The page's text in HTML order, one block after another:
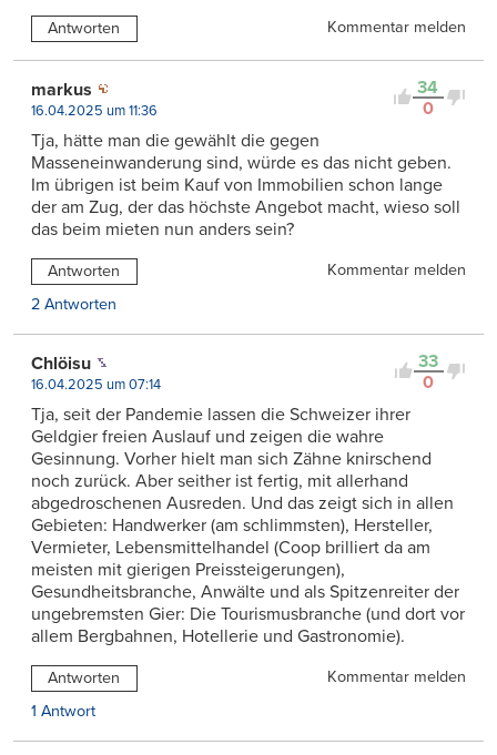
Antworten Kommentar melden
34
0
markus
16.04.2025 um 11:36
Tja, hätte man die gewählt die gegen
Masseneinwanderung sind, würde es das nicht geben.
Im übrigen ist beim Kauf von Immobilien schon lange
der am Zug, der das höchste Angebot macht, wieso soll
das beim mieten nun anders sein?
Antworten
Kommentar melden
2 Antworten
33
0
Chlöisu
16.04.2025 um 07:14
Tja, seit der Pandemie lassen die Schweizer ihrer
Geldgier freien Auslauf und zeigen die wahre
Gesinnung. Vorher hielt man sich Zähne knirschend
noch zurück. Aber seither ist fertig, mit allerhand
abgedroschenen Ausreden. Und das zeigt sich in allen
Gebieten: Handwerker (am schlimmsten), Hersteller,
Vermieter, Lebensmittelhandel (Coop brilliert da am
meisten mit gierigen Preissteigerungen),
Gesundheitsbranche, Anwälte und als Spitzenreiter der
ungebremsten Gier: Die Tourismusbranche (und dort vor
allem Bergbahnen, Hotellerie und Gastronomie).
Antworten
Kommentar melden
1 Antwort